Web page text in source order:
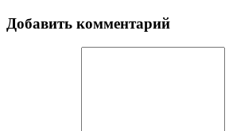
Добавить комментарий